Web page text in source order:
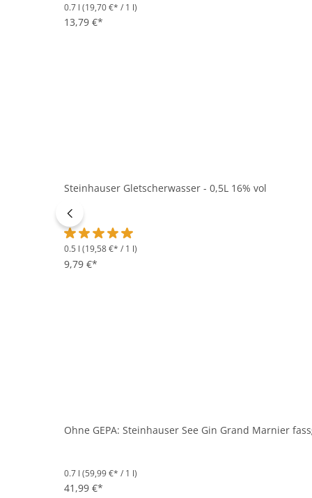
Durchschnittliche Bewertung von 5 von 5 Sternen
0.7 l (19,70 €* / 1 l)
13,79 €*
Steinhauser Gletscherwasser - 0,5L 16% vol
Durchschnittliche Bewertung von 5 von 5 Sternen
0.5 l (19,58 €* / 1 l)
9,79 €*
Ohne GEPA: Steinhauser See Gin Grand Marnier
0.7 l (59,99 €* / 1 l)
41,99 €*